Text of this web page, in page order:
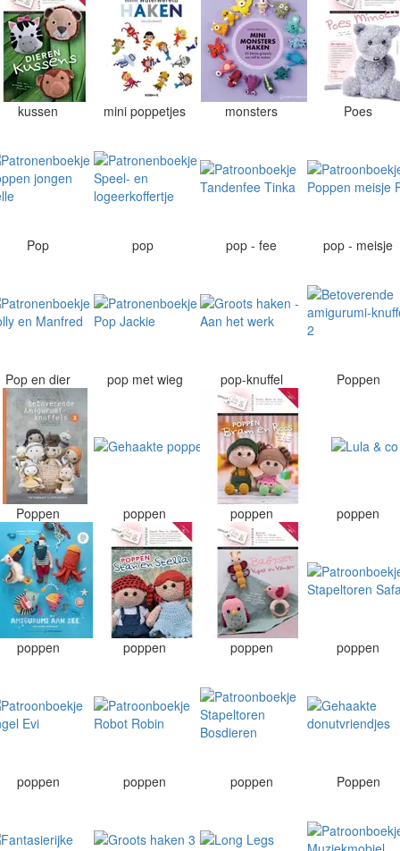
kussen mini poppetjes monsters Poes
Pop pop pop - fee pop - meisje
Pop en dier pop met wieg pop-knuffel Poppen
Poppen poppen poppen poppen
poppen poppen poppen poppen
poppen poppen poppen Poppen